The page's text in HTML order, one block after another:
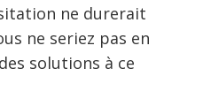
ne durerait
ne seriez pas en
solutions à ce